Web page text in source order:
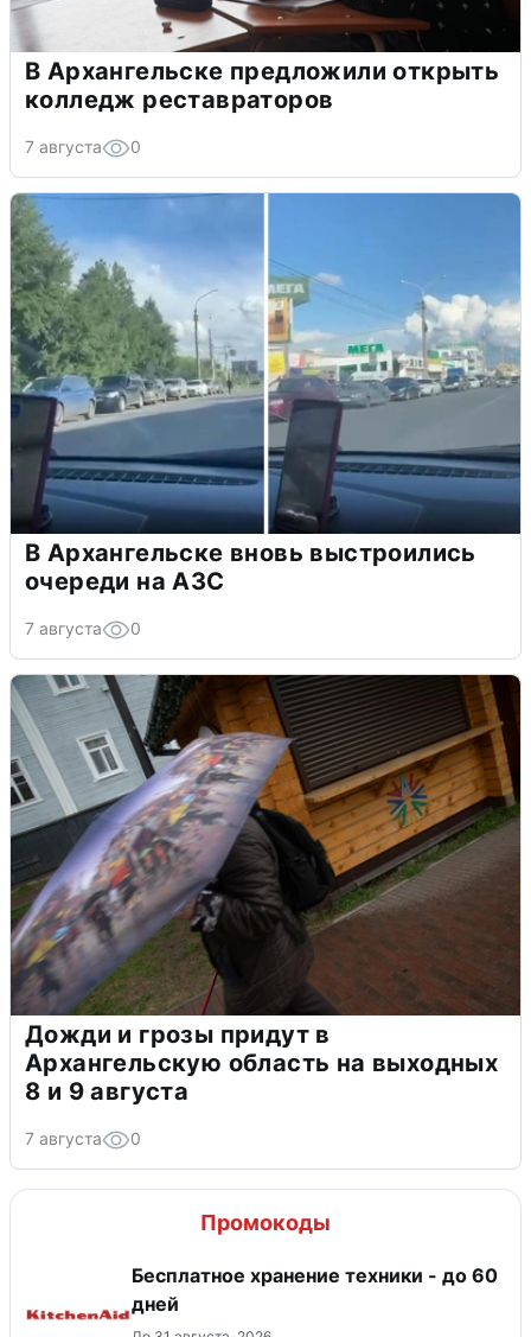
В Архангельске предложили открыть
колледж реставраторов
7 августа 0
В Архангельске вновь выстроились
очереди на АЗС
7 августа 0
Дожди и грозы придут в
Архангельскую область на выходных
8 и 9 августа
7 августа 0
Промокоды
Бесплатное хранение техники - до 60
дней